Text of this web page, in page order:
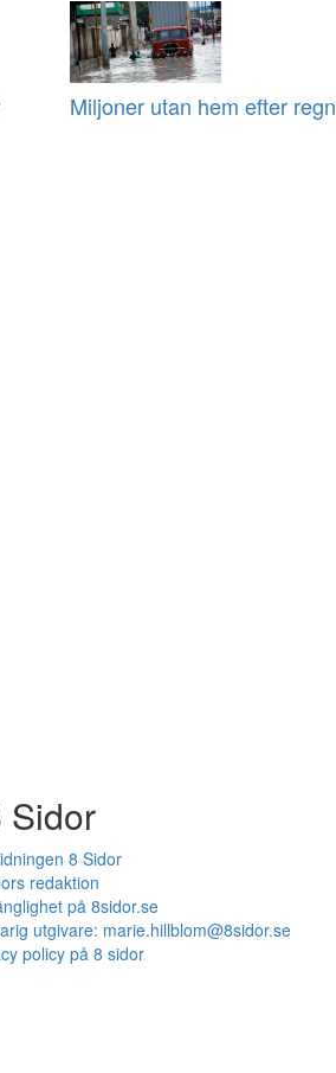
Miljoner utan hem efter regn
Sidor
8 Sidor
redaktion
på 8sidor.se
utgivare: marie.hillblom@8sidor.se
policy på 8 sidor